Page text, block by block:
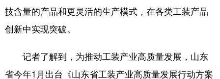
技含量的产品和更灵活的生产模式，在各类工装产品
创新中实现突破。
记者了解到，为推动工装产业高质量发展，山东
省今年1月出台《山东省工装产业高质量发展行动方案